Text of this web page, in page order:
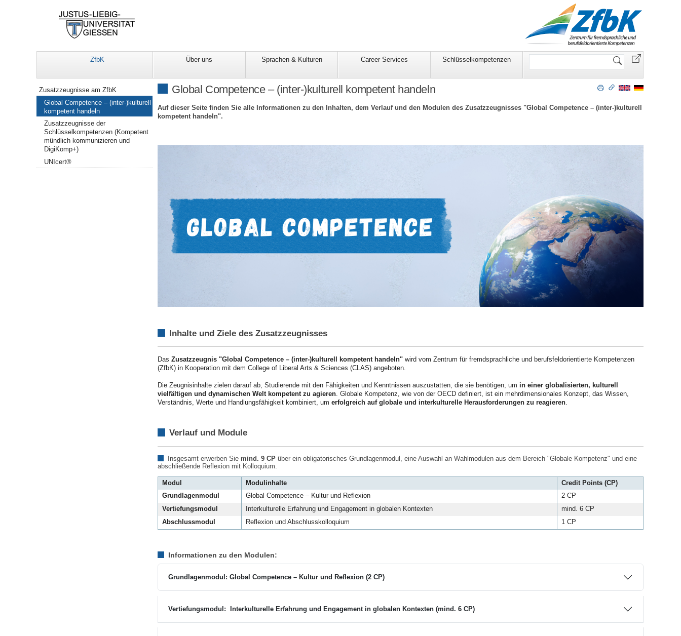
ZfbK Über uns Sprachen & Kulturen Career Services Schlüsselkompetenzen
Website
Global Competence – (inter-)kulturell kompetent handeln
Auf dieser Seite finden Sie alle Informationen zu den Inhalten, dem Verlauf und den Modulen des Zusatzzeugnisses "Global Competence – (inter-)kulturell
kompetent handeln".
Inhalte und Ziele des Zusatzzeugnisses
Das Zusatzzeugnis "Global Competence – (inter-)kulturell kompetent handeln" wird vom Zentrum für fremdsprachliche und berufsfeldorientierte Kompetenzen
(ZfbK) in Kooperation mit dem College of Liberal Arts & Sciences (CLAS) angeboten.
Die Zeugnisinhalte zielen darauf ab, Studierende mit den Fähigkeiten und Kenntnissen auszustatten, die sie benötigen, um in einer globalisierten, kulturell
vielfältigen und dynamischen Welt kompetent zu agieren . Globale Kompetenz, wie von der OECD definiert, ist ein mehrdimensionales Konzept, das Wissen,
Verständnis, Werte und Handlungsfähigkeit kombiniert, um erfolgreich auf globale und interkulturelle Herausforderungen zu reagieren
Verlauf und Module
Insgesamt erwerben Sie mind. 9 CPüber ein obligatorisches Grundlagenmodul, eine Auswahl an Wahlmodulen aus dem Bereich "Globale Kompetenz" und eine
abschließende Reflexion mit Kolloquium.
Modul Modulinhalte
Credit Points (CP)
Grundlagenmodul
Global Competence – Kultur und Reflexion
2 CP
Vertiefungsmodul
Interkulturelle Erfahrung und Engagement in globalen Kontexten
mind. 6 CP
Abschlussmodul
Reflexion und Abschlusskolloquium 1 CP
Informationen zu den Modulen:
Grundlagenmodul: Global Competence – Kultur und Reflexion (2 CP)
Vertiefungsmodul: Interkulturelle Erfahrung und Engagement in globalen Kontexten (mind. 6 CP)
Navigation
Zusatzzeugnisse am ZfbK
Global Competence – (inter-)kulturell
kompetent handeln
Zusatzzeugnisse der
Schlüsselkompetenzen (Kompetent
mündlich kommunizieren und
DigiKomp+)
UNIcert®